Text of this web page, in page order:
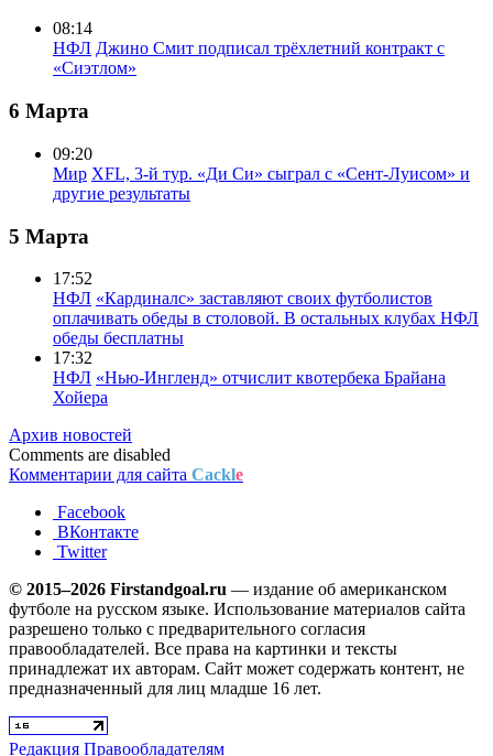
08:14
НФЛ Джино Смит подписал трёхлетний контракт с
«Сиэтлом»
6 Марта
09:20
Мир XFL, 3-й тур. «Ди Си» сыграл с «Сент-Луисом» и
другие результаты
5 Марта
17:52
НФЛ «Кардиналс» заставляют своих футболистов
оплачивать обеды в столовой. В остальных клубах НФЛ
обеды бесплатны
17:32
НФЛ «Нью-Ингленд» отчислит квотербека Брайана
Хойера
Архив новостей
Comments are disabled
Комментарии для сайта Cackle
Facebook
ВКонтакте
Twitter
© 2015–2026 Firstandgoal.ru — издание об американском
футболе на русском языке. Использование материалов cайта
разрешено только с предварительного согласия
правообладателей. Все права на картинки и тексты
принадлежат их авторам. Сайт может содержать контент, не
предназначенный для лиц младше 16 лет.
Редакция Правообладателям